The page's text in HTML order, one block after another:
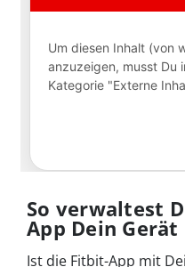
So verwaltest
App Dein Gerät
Ist die Fitbit-App mit